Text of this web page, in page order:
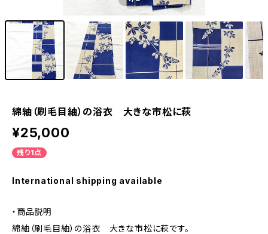
綿紬（刷毛目紬）の浴衣 大きな市松に萩
¥25,000
残り1点
International shipping available
・商品説明
綿紬（刷毛目紬）の浴衣 大きな市松に萩です。